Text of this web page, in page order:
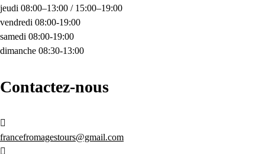
jeudi 08:00–13:00 / 15:00–19:00
vendredi 08:00-19:00
samedi 08:00-19:00
dimanche 08:30-13:00
Contactez-nous
francefromagestours@gmail.com